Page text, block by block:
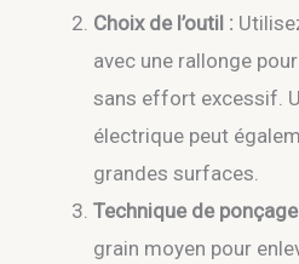
Choix de l’outil :
avec une rallonge
sans effort excessif.
électrique peut
grandes surfaces.
Technique de
grain moyen pour